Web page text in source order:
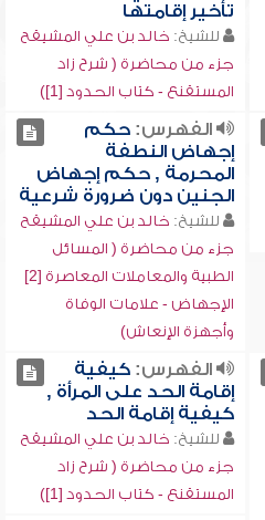
تأخير إقامتها
للشيخ: خالد بن علي المشيقح
جزء من محاضرة ( شرح زاد
المستقنع - كتاب الحدود [1])
الفهرس:حكم
إجهاض النطفة
المحرمة , حكم إجهاض
الجنين دون ضرورة شرعية
للشيخ: خالد بن علي المشيقح
جزء من محاضرة ( المسائل
الطبية والمعاملات المعاصرة [2]
الإجهاض - علامات الوفاة
وأجهزة الإنعاش)
الفهرس:كيفية
إقامة الحد على المرأة ,
كيفية إقامة الحد
للشيخ: خالد بن علي المشيقح
جزء من محاضرة ( شرح زاد
المستقنع - كتاب الحدود [1])